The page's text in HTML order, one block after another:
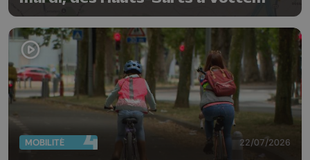
MOBILITÉ 22/07/2026